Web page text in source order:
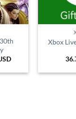
Xbox